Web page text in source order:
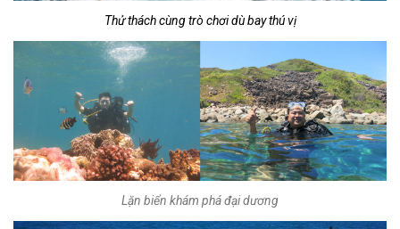
Thử thách cùng trò chơi dù bay thú vị
Lặn biển khám phá đại dương